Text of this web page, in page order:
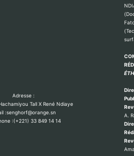
Adresse :
Tall X René Ndiaye
:senghorf@orange.sn
:(+221) 33 849 14 14
A.